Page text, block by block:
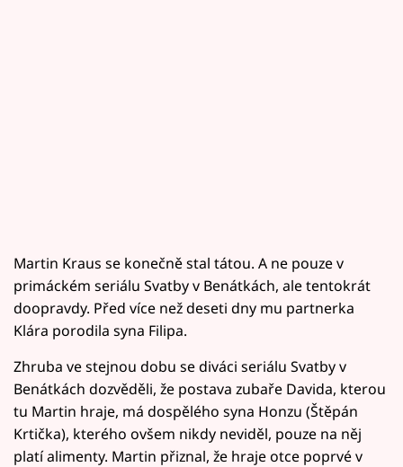
Martin Kraus se konečně stal tátou. A ne pouze v
primáckém seriálu Svatby v Benátkách, ale tentokrát
doopravdy. Před více než deseti dny mu partnerka
Klára porodila syna Filipa.
Zhruba ve stejnou dobu se diváci seriálu Svatby v
Benátkách dozvěděli, že postava zubaře Davida, kterou
tu Martin hraje, má dospělého syna Honzu (Štěpán
Krtička), kterého ovšem nikdy neviděl, pouze na něj
platí alimenty. Martin přiznal, že hraje otce poprvé v